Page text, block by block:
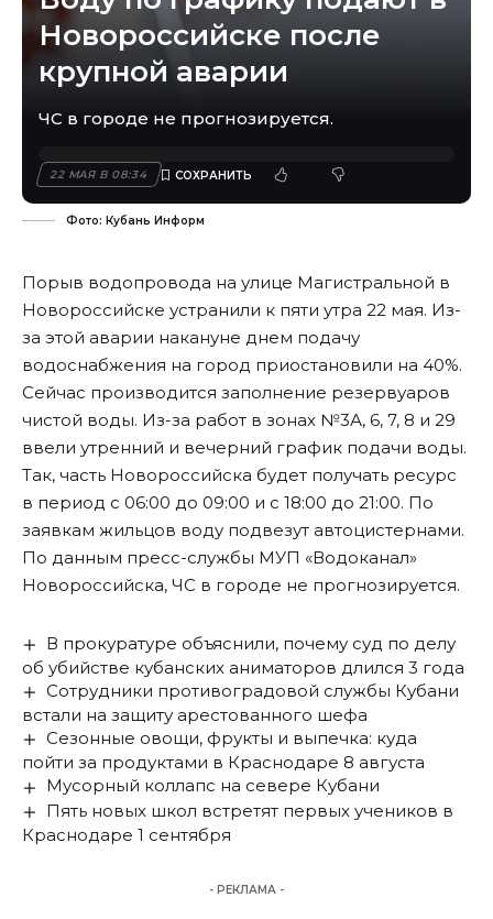
Новороссийске после
крупной аварии
ЧС в городе не прогнозируется.
22 МАЯ В 08:34
Фото: Кубань Информ
Порыв водопровода на улице Магистральной в
Новороссийске устранили к пяти утра 22 мая. Из-
за этой аварии накануне днем подачу
водоснабжения на город приостановили на 40%.
Сейчас производится заполнение резервуаров
чистой воды. Из-за работ в зонах №3А, 6, 7, 8 и 29
ввели утренний и вечерний график подачи воды.
Так, часть Новороссийска будет получать ресурс
в период с 06:00 до 09:00 и с 18:00 до 21:00. По
заявкам жильцов воду подвезут автоцистернами.
По данным пресс-службы МУП «Водоканал»
Новороссийска, ЧС в городе не прогнозируется.
В прокуратуре объяснили, почему суд по делу
об убийстве кубанских аниматоров длился 3 года
Сотрудники противоградовой службы Кубани
встали на защиту арестованного шефа
Сезонные овощи, фрукты и выпечка: куда
пойти за продуктами в Краснодаре 8 августа
Мусорный коллапс на севере Кубани
Пять новых школ встретят первых учеников в
Краснодаре 1 сентября
- РЕКЛАМА -